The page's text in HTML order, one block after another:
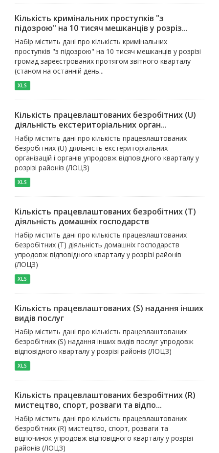
Кількість кримінальних проступків "з
підозрою" на 10 тисяч мешканців у розріз...
Набір містить дані про кількість кримінальних
проступків "з підозрою" на 10 тисяч мешканців у розрізі
громад зареєстрованих протягом звітного кварталу
(станом на останній день...
XLS
Кількість працевлаштованих безробітних (U)
діяльність екстериторіальних орган...
Набір містить дані про кількість працевлаштованих
безробітних (U) діяльність екстериторіальних
організацій і органів упродовж відповідного кварталу у
розрізі районів (ЛОЦЗ)
XLS
Кількість працевлаштованих безробітних (T)
діяльність домашніх господарств
Набір містить дані про кількість працевлаштованих
безробітних (T) діяльність домашніх господарств
упродовж відповідного кварталу у розрізі районів
(ЛОЦЗ)
XLS
Кількість працевлаштованих (S) надання інших
видів послуг
Набір містить дані про кількість працевлаштованих
безробітних (S) надання інших видів послуг упродовж
відповідного кварталу у розрізі районів (ЛОЦЗ)
XLS
Кількість працевлаштованих безробітних (R)
мистецтво, спорт, розваги та відпо...
Набір містить дані про кількість працевлаштованих
безробітних (R) мистецтво, спорт, розваги та
відпочинок упродовж відповідного кварталу у розрізі
районів (ЛОЦЗ)